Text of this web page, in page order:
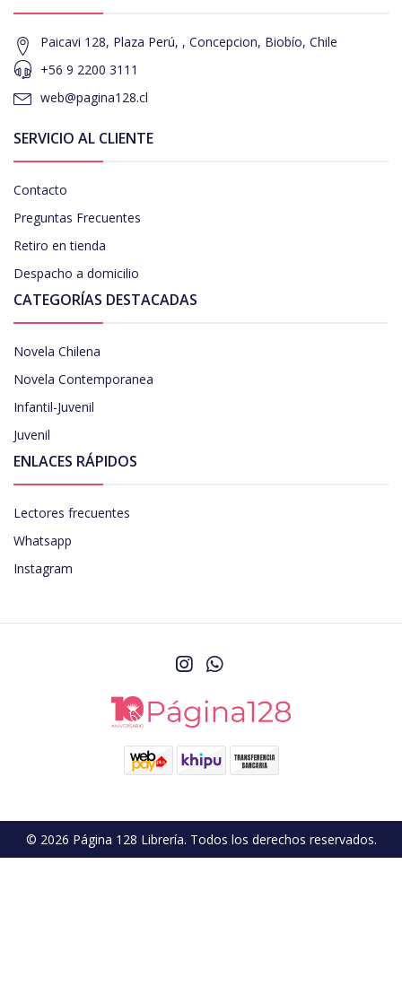
Paicavi 128, Plaza Perú, , Concepcion, Biobío, Chile
+56 9 2200 3111
web@pagina128.cl
SERVICIO AL CLIENTE
Contacto
Preguntas Frecuentes
Retiro en tienda
Despacho a domicilio
CATEGORÍAS DESTACADAS
Novela Chilena
Novela Contemporanea
Infantil-Juvenil
Juvenil
ENLACES RÁPIDOS
Lectores frecuentes
Whatsapp
Instagram
© 2026 Página 128 Librería. Todos los derechos reservados.